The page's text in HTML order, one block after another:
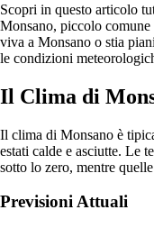
Scopri in questo articolo
Monsano, piccolo
viva a Monsano o stia
le condizioni
Il Clima di
Il clima di Monsano è
estati calde e asciutte. Le
sotto lo zero, mentre
Previsioni Attuali